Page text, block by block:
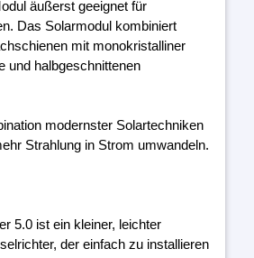
äußerst geeignet für
Das Solarmodul kombiniert
mit monokristalliner
und halbgeschnittenen
modernster Solartechniken
Strahlung in Strom umwandeln.
5.0 ist ein kleiner, leichter
der einfach zu installieren